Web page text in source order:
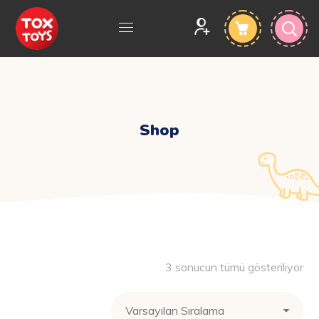
Shop
3 sonucun tümü gösteriliyor